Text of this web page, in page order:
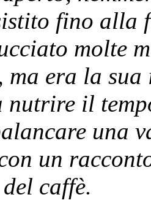
fino alla
molte
ma era la
il
una
un
caffè.